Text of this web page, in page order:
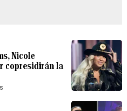
Nicole
copresidirán la